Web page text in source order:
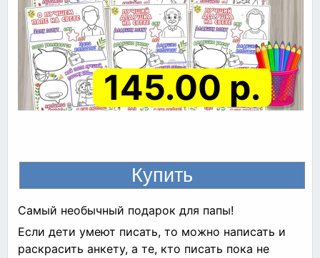
145.00 р.
Самый необычный подарок для папы!
Если дети умеют писать, то можно написать и
раскрасить анкету, а те, кто писать пока не